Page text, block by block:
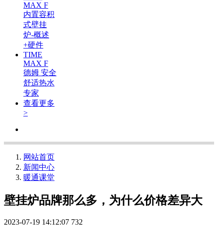
MAX F
内置容积
式壁挂
炉-概述
+硬件
TIME
MAX F
德姆 安全
舒适热水
专家
查看更多
>
网站首页
新闻中心
暖通课堂
壁挂炉品牌那么多，为什么价格差异大
2023-07-19 14:12:07 732